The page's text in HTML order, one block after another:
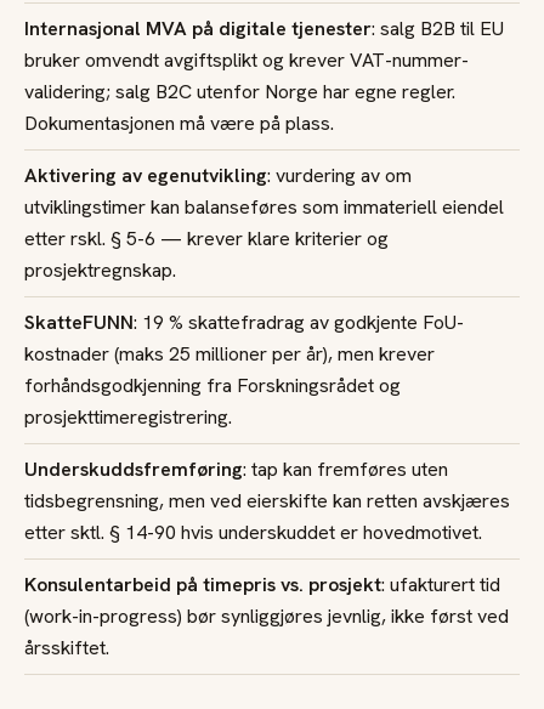
Internasjonal MVA på digitale tjenester: salg B2B til EU
bruker omvendt avgiftsplikt og krever VAT-nummer-
validering; salg B2C utenfor Norge har egne regler.
Dokumentasjonen må være på plass.
Aktivering av egenutvikling: vurdering av om
utviklingstimer kan balanseføres som immateriell eiendel
etter rskl. § 5-6 — krever klare kriterier og
prosjektregnskap.
SkatteFUNN: 19 % skattefradrag av godkjente FoU-
kostnader (maks 25 millioner per år), men krever
forhåndsgodkjenning fra Forskningsrådet og
prosjekttimeregistrering.
Underskuddsfremføring: tap kan fremføres uten
tidsbegrensning, men ved eierskifte kan retten avskjæres
etter sktl. § 14-90 hvis underskuddet er hovedmotivet.
Konsulentarbeid på timepris vs. prosjekt: ufakturert tid
(work-in-progress) bør synliggjøres jevnlig, ikke først ved
årsskiftet.